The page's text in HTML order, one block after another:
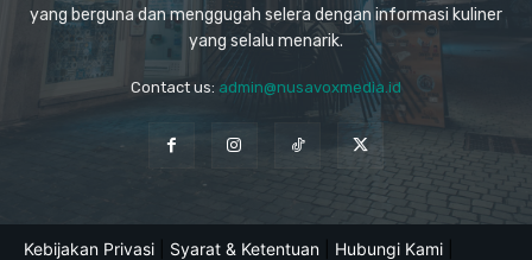
yang berguna dan menggugah selera dengan informasi kuliner
yang selalu menarik.
Contact us: admin@nusavoxmedia.id
Kebijakan Privasi Syarat & Ketentuan Hubungi Kami